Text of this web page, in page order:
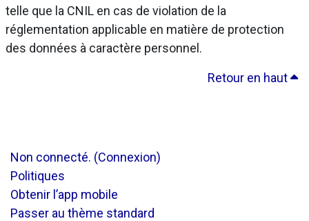
telle que la CNIL en cas de violation de la
réglementation applicable en matière de protection
des données à caractère personnel.
Retour en haut
Non connecté. (Connexion)
Politiques
Obtenir l’app mobile
Passer au thème standard